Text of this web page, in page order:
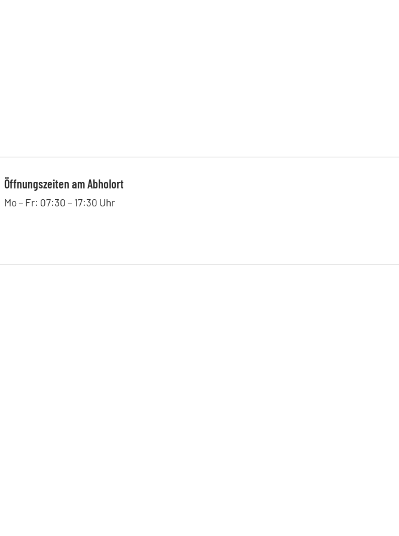
Mergenthalerallee 10-12, 65760 - Eschborn , DE
Öffnungszeiten am Abholort
Mo – Fr: 07:30 – 17:30 Uhr